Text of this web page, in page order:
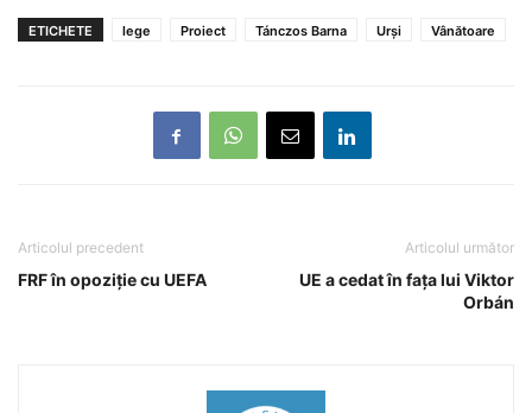
ETICHETE lege Proiect Tánczos Barna Urși Vânătoare
Articolul precedent
FRF în opoziție cu UEFA
Articolul următor
UE a cedat în fața lui Viktor
Orbán